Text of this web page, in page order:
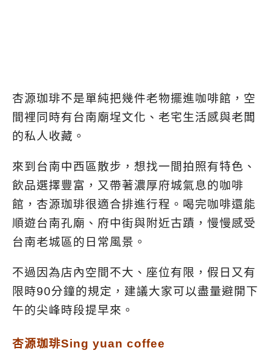
杏源珈琲不是單純把幾件老物擺進咖啡館， 空
間裡同時有台南廟埕文化、老宅生活感與老闆
的私人收藏。
來到台南中西區散步，想找一間拍照有特色、
飲品選擇豐富，又帶著濃厚府城氣息的咖啡
館，杏源珈琲很適合排進行程。喝完咖啡還能
順遊台南孔廟、府中街與附近古蹟，慢慢感受
台南老城區的日常風景。
不過因為店內空間不大、座位有限，假日又有
限時90分鐘的規定，建議大家可以盡量避開下
午的尖峰時段提早來。
杏源珈琲Sing yuan coffee